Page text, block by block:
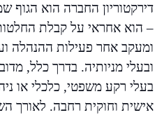
דירקטוריון החברה הוא הגוף
– הוא אחראי על קבלת
ומעקב אחר פעילות ההנהלה
ובעלי מניותיה. בדרך כלל,
בעלי רקע משפטי, כלכלי או
אישית וחוקית רחבה. לאורך